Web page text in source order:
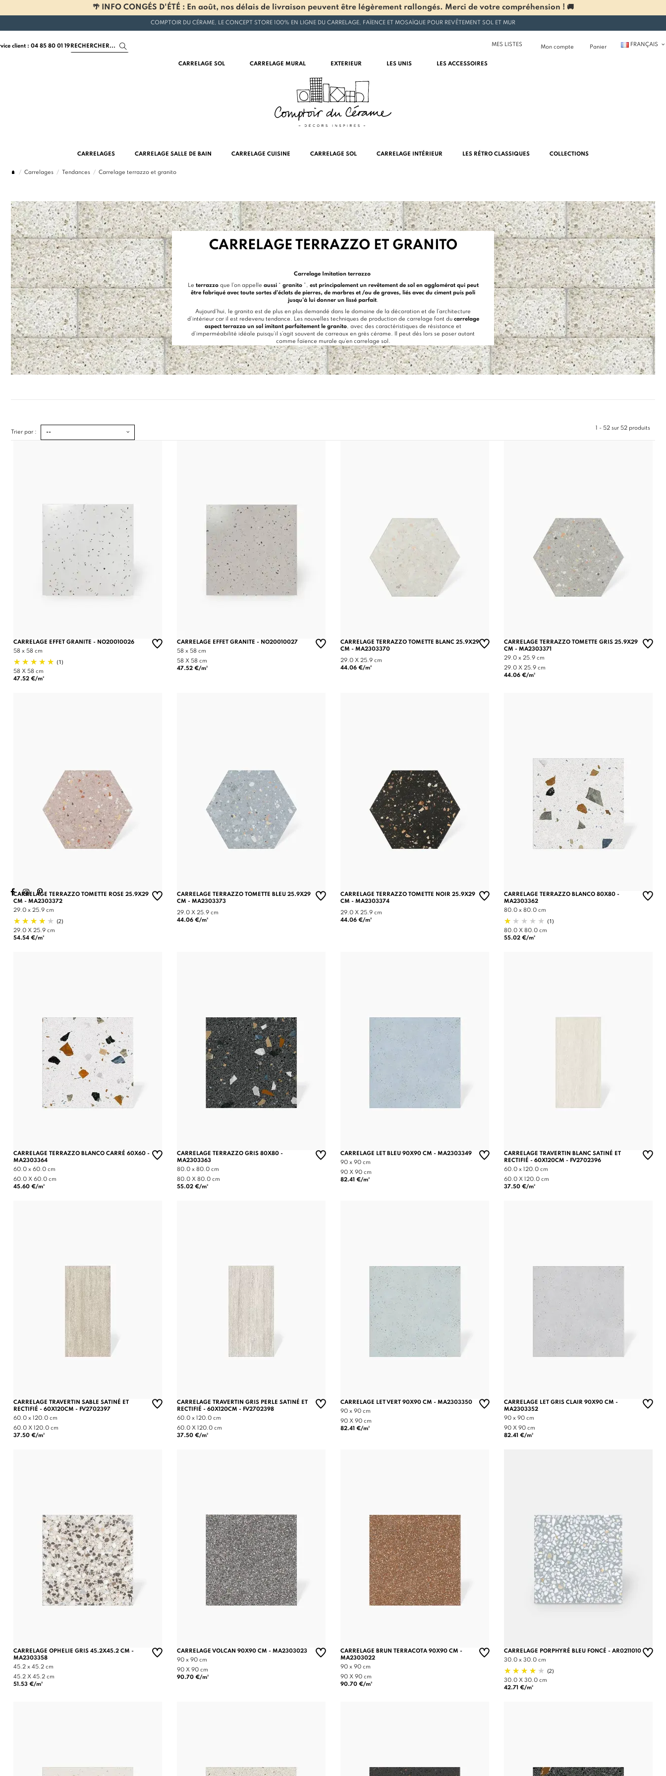
🌴 INFO CONGÉS D'ÉTÉ : En août, nos délais de livraison peuvent être légèrement rallongés. Merci de votre compréhension ! 🚚
COMPTOIR DU CÉRAME, LE CONCEPT STORE 100% EN LIGNE DU CARRELAGE, FAÏENCE ET MOSAÏQUE POUR REVÊTEMENT SOL ET MUR
client : 04 85 80 01 19 MES LISTES Mon compte Panier FRANÇAIS
CARRELAGE SOL CARRELAGE MURAL EXTERIEUR LES UNIS LES ACCESSOIRES
CARRELAGES CARRELAGE SALLE DE BAIN CARRELAGE CUISINE CARRELAGE SOL CARRELAGE INTÉRIEUR LES RÉTRO CLASSIQUES COLLECTIONS
Carrelages Tendances Carrelage terrazzo et granito
CARRELAGE TERRAZZO ET GRANITO
Carrelage Imitation terrazzo
Le terrazzoque l’on appelle aussi“ granito”, est principalement un revêtement de sol en agglomérat qui peut
être fabriqué avec toute sortes d’éclats de pierres, de marbres et /ou de graves, liés avec du ciment puis poli
jusqu’à lui donner un lissé parfait.
Aujourd’hui, le granito est de plus en plus demandé dans le domaine de la décoration et de l’architecture
d’intérieur car il est redevenu tendance. Les nouvelles techniques de production de carrelage font du carrelage
aspect terrazzo un sol imitant parfaitement le granito, avec des caractéristiques de résistance et
d’imperméabilité idéale puisqu’il s’agit souvent de carreaux en grès cérame. Il peut dès lors se poser autant
comme faïence murale qu’en carrelage sol .
Trier par : --
1 - 52 sur 52 produits
CARRELAGE EFFET GRANITE - NO20010026
58 x 58 cm
(1)
58 X 58 cm
47.52 €/m²
CARRELAGE EFFET GRANITE - NO20010027
58 x 58 cm
58 X 58 cm
47.52 €/m²
CARRELAGE TERRAZZO TOMETTE BLANC 25.9X29
CM - MA2303370
29.0 X 25.9 cm
44.06 €/m²
CARRELAGE TERRAZZO TOMETTE GRIS 25.9X29
CM - MA2303371
29.0 x 25.9 cm
29.0 X 25.9 cm
44.06 €/m²
CARRELAGE TERRAZZO TOMETTE ROSE 25.9X29
CM - MA2303372
29.0 x 25.9 cm
(2)
29.0 X 25.9 cm
54.54 €/m²
CARRELAGE TERRAZZO TOMETTE BLEU 25.9X29
CM - MA2303373
29.0 X 25.9 cm
44.06 €/m²
CARRELAGE TERRAZZO TOMETTE NOIR 25.9X29
CM - MA2303374
29.0 X 25.9 cm
44.06 €/m²
CARRELAGE TERRAZZO BLANCO 80X80 -
MA2303362
80.0 x 80.0 cm
(1)
80.0 X 80.0 cm
55.02 €/m²
CARRELAGE TERRAZZO BLANCO CARRÉ 60X60 -
MA2303364
60.0 x 60.0 cm
60.0 X 60.0 cm
45.60 €/m²
CARRELAGE TERRAZZO GRIS 80X80 -
MA2303363
80.0 x 80.0 cm
80.0 X 80.0 cm
55.02 €/m²
CARRELAGE LET BLEU 90X90 CM - MA2303349
90 x 90 cm
90 X 90 cm
82.41 €/m²
CARRELAGE TRAVERTIN BLANC SATINÉ ET
RECTIFIÉ - 60X120CM - FV2702396
60.0 x 120.0 cm
60.0 X 120.0 cm
37.50 €/m²
CARRELAGE TRAVERTIN SABLE SATINÉ ET
RECTIFIÉ - 60X120CM - FV2702397
60.0 x 120.0 cm
60.0 X 120.0 cm
37.50 €/m²
CARRELAGE TRAVERTIN GRIS PERLE SATINÉ ET
RECTIFIÉ - 60X120CM - FV2702398
60.0 x 120.0 cm
60.0 X 120.0 cm
37.50 €/m²
CARRELAGE LET VERT 90X90 CM - MA2303350
90 x 90 cm
90 X 90 cm
82.41 €/m²
CARRELAGE LET GRIS CLAIR 90X90 CM -
MA2303352
90 x 90 cm
90 X 90 cm
82.41 €/m²
CARRELAGE OPHELIE GRIS 45.2X45.2 CM -
MA2303358
45.2 x 45.2 cm
45.2 X 45.2 cm
51.53 €/m²
CARRELAGE VOLCAN 90X90 CM - MA2303023
90 x 90 cm
90 X 90 cm
90.70 €/m²
CARRELAGE BRUN TERRACOTA 90X90 CM -
MA2303022
90 x 90 cm
90 X 90 cm
90.70 €/m²
CARRELAGE PORPHYRÉ BLEU FONCÉ - AR0211010
30.0 x 30.0 cm
(2)
30.0 X 30.0 cm
42.71 €/m²